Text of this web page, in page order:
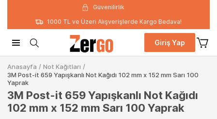
Güvenilirlik
1000 TL ve Üzeri Alışverişlerde Kargo Bedava!
Giriş Yap
Anasayfa / Not Kağıtları /
3M Post-it 659 Yapışkanlı Not Kağıdı 102 mm x 152 mm Sarı 100
Yaprak
3M Post-it 659 Yapışkanlı Not Kağıdı
102 mm x 152 mm Sarı 100 Yaprak